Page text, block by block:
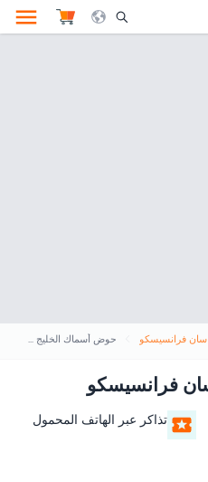
Search Opener Icon
سان فرانسيسكو حوض أسماك الخليج - سان فرانسيسكو
فرانسيسكو
تذاكر عبر الهاتف المحمول